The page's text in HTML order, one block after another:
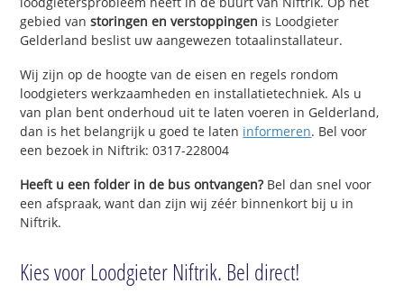
gebied vanstoringen en verstoppingen is Loodgieter
Gelderland beslist uw aangewezen totaalinstallateur.
Wij zijn op de hoogte van de eisen en regels rondom
loodgieters werkzaamheden en installatietechniek. Als u
van plan bent onderhoud uit te laten voeren in Gelderland,
dan is het belangrijk u goed te laten informeren. Bel voor
een bezoek in Niftrik: 0317-228004
Heeft u een folder in de bus ontvangen?Bel dan snel voor
een afspraak, want dan zijn wij zéér binnenkort bij u in
Niftrik.
Kies voor Loodgieter Niftrik. Bel direct!